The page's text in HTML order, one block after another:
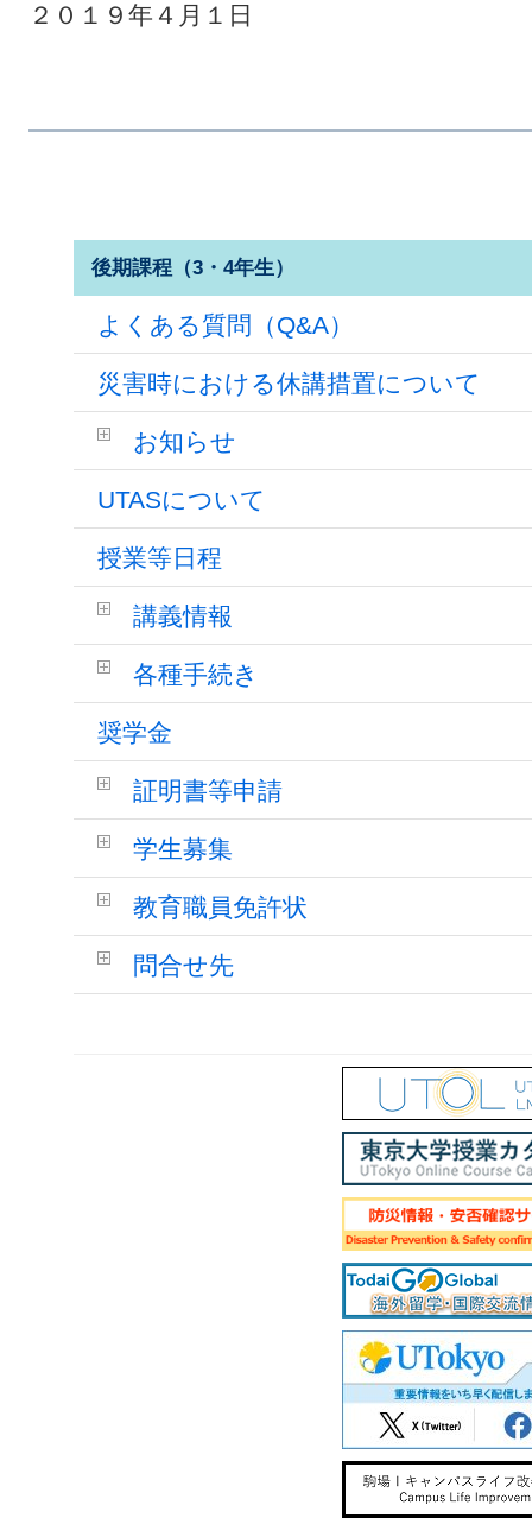
２０１９年４月１日
後期課程（3・4年生）
よくある質問（Q&A）
災害時における休講措置について
お知らせ
UTASについて
授業等日程
講義情報
各種手続き
奨学金
証明書等申請
学生募集
教育職員免許状
問合せ先